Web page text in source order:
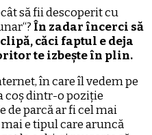
să fii descoperit cu
În zadar încerci să
căci faptul e deja
te izbește în plin.
în care îl vedem pe
coș dintr-o poziție
de parcă ar fi cel mai
e tipul care aruncă